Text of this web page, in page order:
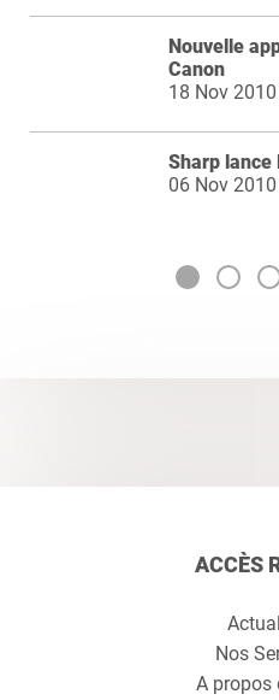
Nouvelle
Canon
18 Nov 2010
Sharp lance
06 Nov 2010
ACCÈS
Nos
A propos